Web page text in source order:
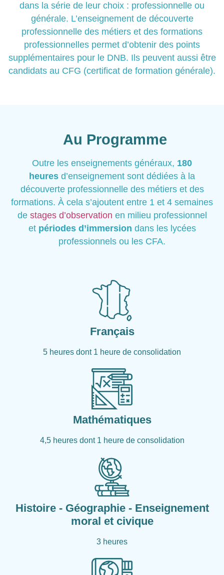
dans la série de leur choix : professionnelle ou
générale. L’enseignement de découverte
professionnelle des métiers et des formations
professionnelles permet d’obtenir des points
supplémentaires pour le DNB. Ils peuvent aussi être
candidats au CFG (certificat de formation générale).
Au Programme
Outre les enseignements généraux, 180
heures d’enseignement sont dédiées à la
découverte professionnelle des métiers et des
formations. À cela s’ajoutent entre 1 et 4 semaines
de stages d’observation en milieu professionnel
et périodes d’immersion dans les lycées
professionnels ou les CFA.
Français
5 heures dont 1 heure de consolidation
Mathématiques
4,5 heures dont 1 heure de consolidation
Histoire - Géographie - Enseignement
moral et civique
3 heures